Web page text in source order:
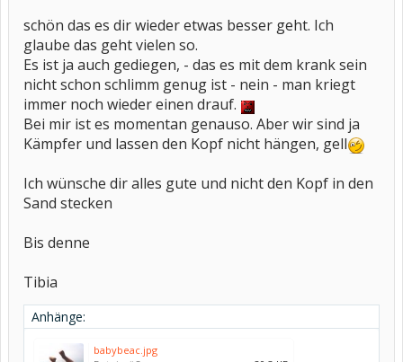
schön das es dir wieder etwas besser geht. Ich
glaube das geht vielen so.
Es ist ja auch gediegen, - das es mit dem krank sein
nicht schon schlimm genug ist - nein - man kriegt
immer noch wieder einen drauf.
Bei mir ist es momentan genauso. Aber wir sind ja
Kämpfer und lassen den Kopf nicht hängen, gell
Ich wünsche dir alles gute und nicht den Kopf in den
Sand stecken
Bis denne
Tibia
Anhänge:
babybeac.jpg